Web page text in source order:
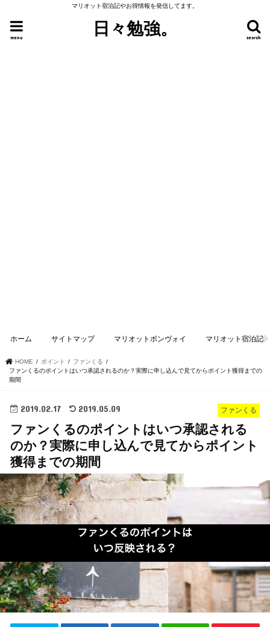
マリオット宿泊記やお得情報を発信してます。
日々勉強。 search
menu
ホーム サイトマップ マリオットボンヴォイ マリオット宿泊記
HOME ポイント
ファンくる
ファンくるのポイントはいつ承認されるのか？実際に申し込んで見てからポイント獲得までの
期間
ファンくる
2019.02.17 2019.05.09
ファンくるのポイントはいつ承認される
のか？実際に申し込んで見てからポイント
獲得までの期間